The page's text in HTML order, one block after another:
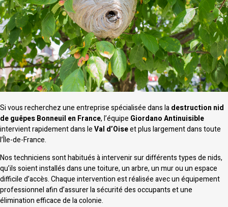
Si vous recherchez une entreprise spécialisée dans ladestruction nid
de guêpes Bonneuil en France, l’équipe Giordano Antinuisible
intervient rapidement dans leVal d’Oiseet plus largement dans toute
l’Île-de-France.
Nos techniciens sont habitués à intervenir sur différents types de nids,
qu’ils soient installés dans une toiture, un arbre, un mur ou un espace
difficile d’accès. Chaque intervention est réalisée avec un équipement
professionnel afin d’assurer la sécurité des occupants et une
élimination efficace de la colonie.